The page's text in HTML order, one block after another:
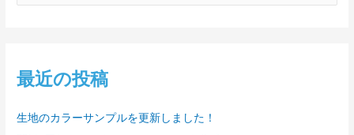
:最近の投稿
生地のカラーサンプルを更新しました！